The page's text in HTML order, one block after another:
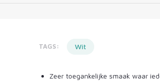
TAGS:
Wit
Zeer toegankelijke smaak waar